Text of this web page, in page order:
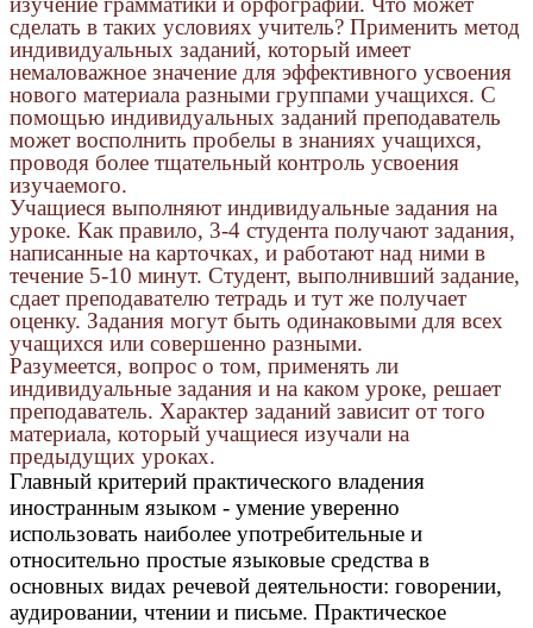
сделать в таких условиях учитель? Применить метод
индивидуальных заданий, который имеет
немаловажное значение для эффективного усвоения
нового материала разными группами учащихся. С
помощью индивидуальных заданий преподаватель
может восполнить пробелы в знаниях учащихся,
проводя более тщательный контроль усвоения
изучаемого.
Учащиеся выполняют индивидуальные задания на
уроке. Как правило, 3-4 студента получают задания,
написанные на карточках, и работают над ними в
течение 5-10 минут. Студент, выполнивший задание,
сдает преподавателю тетрадь и тут же получает
оценку. Задания могут быть одинаковыми для всех
учащихся или совершенно разными.
Разумеется, вопрос о том, применять ли
индивидуальные задания и на каком уроке, решает
преподаватель. Характер заданий зависит от того
материала, который учащиеся изучали на
предыдущих уроках.
Главный критерий практического владения
иностранным языком - умение уверенно
использовать наиболее употребительные и
относительно простые языковые средства в
основных видах речевой деятельности: говорении,
аудировании, чтении и письме. Практическое